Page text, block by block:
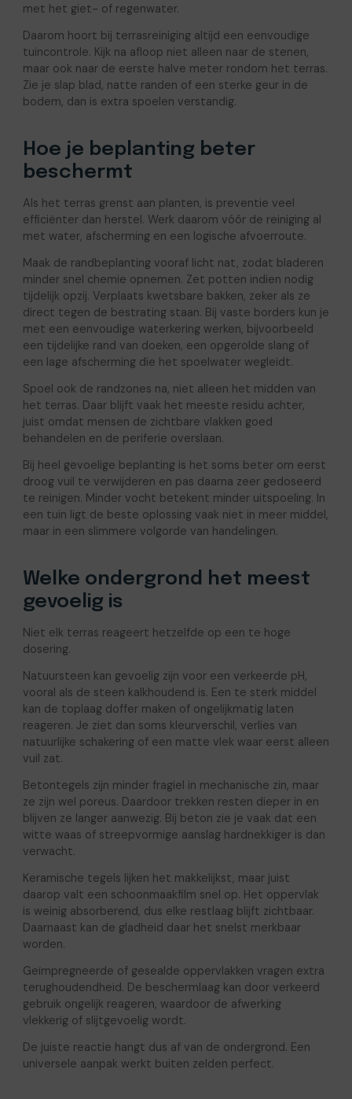
met het giet- of regenwater.
Daarom hoort bij terrasreiniging altijd een eenvoudige
tuincontrole. Kijk na afloop niet alleen naar de stenen,
maar ook naar de eerste halve meter rondom het terras.
Zie je slap blad, natte randen of een sterke geur in de
bodem, dan is extra spoelen verstandig.
Hoe je beplanting beter
beschermt
Als het terras grenst aan planten, is preventie veel
efficiënter dan herstel. Werk daarom vóór de reiniging al
met water, afscherming en een logische afvoerroute.
Maak de randbeplanting vooraf licht nat, zodat bladeren
minder snel chemie opnemen. Zet potten indien nodig
tijdelijk opzij. Verplaats kwetsbare bakken, zeker als ze
direct tegen de bestrating staan. Bij vaste borders kun je
met een eenvoudige waterkering werken, bijvoorbeeld
een tijdelijke rand van doeken, een opgerolde slang of
een lage afscherming die het spoelwater wegleidt.
Spoel ook de randzones na, niet alleen het midden van
het terras. Daar blijft vaak het meeste residu achter,
juist omdat mensen de zichtbare vlakken goed
behandelen en de periferie overslaan.
Bij heel gevoelige beplanting is het soms beter om eerst
droog vuil te verwijderen en pas daarna zeer gedoseerd
te reinigen. Minder vocht betekent minder uitspoeling. In
een tuin ligt de beste oplossing vaak niet in meer middel,
maar in een slimmere volgorde van handelingen.
Welke ondergrond het meest
gevoelig is
Niet elk terras reageert hetzelfde op een te hoge
dosering.
Natuursteen kan gevoelig zijn voor een verkeerde pH,
vooral als de steen kalkhoudend is. Een te sterk middel
kan de toplaag doffer maken of ongelijkmatig laten
reageren. Je ziet dan soms kleurverschil, verlies van
natuurlijke schakering of een matte vlek waar eerst alleen
vuil zat.
Betontegels zijn minder fragiel in mechanische zin, maar
ze zijn wel poreus. Daardoor trekken resten dieper in en
blijven ze langer aanwezig. Bij beton zie je vaak dat een
witte waas of streepvormige aanslag hardnekkiger is dan
verwacht.
Keramische tegels lijken het makkelijkst, maar juist
daarop valt een schoonmaakfilm snel op. Het oppervlak
is weinig absorberend, dus elke restlaag blijft zichtbaar.
Daarnaast kan de gladheid daar het snelst merkbaar
worden.
Geïmpregneerde of gesealde oppervlakken vragen extra
terughoudendheid. De beschermlaag kan door verkeerd
gebruik ongelijk reageren, waardoor de afwerking
vlekkerig of slijtgevoelig wordt.
De juiste reactie hangt dus af van de ondergrond. Een
universele aanpak werkt buiten zelden perfect.